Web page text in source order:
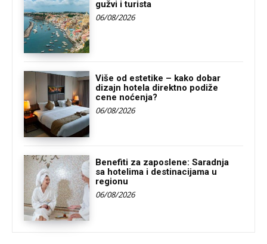
gužvi i turista
06/08/2026
Više od estetike – kako dobar
dizajn hotela direktno podiže
cene noćenja?
06/08/2026
Benefiti za zaposlene: Saradnja
sa hotelima i destinacijama u
regionu
06/08/2026